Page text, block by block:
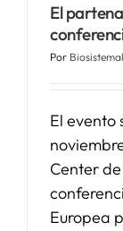
El
Por
El evento
Center
Europea